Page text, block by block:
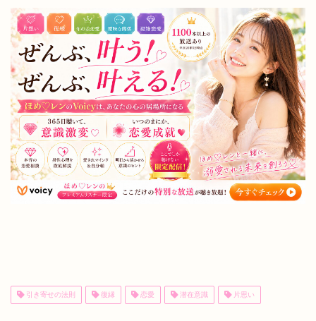
引き寄せの法則 復縁 恋愛 潜在意識 片思い